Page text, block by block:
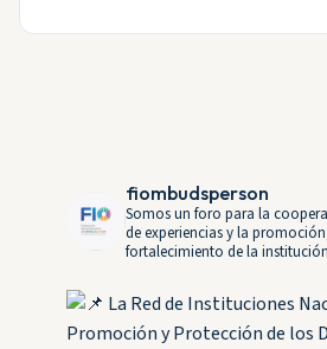
fiombudsperson
Somos un foro para la
de experiencias y la
fortalecimiento de la